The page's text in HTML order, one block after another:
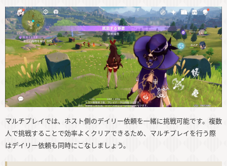
マルチプレイでは、ホスト側のデイリー依頼を一緒に挑戦可能です。複数
人で挑戦することで効率よくクリアできるため、マルチプレイを行う際
はデイリー依頼も同時にこなしましょう。